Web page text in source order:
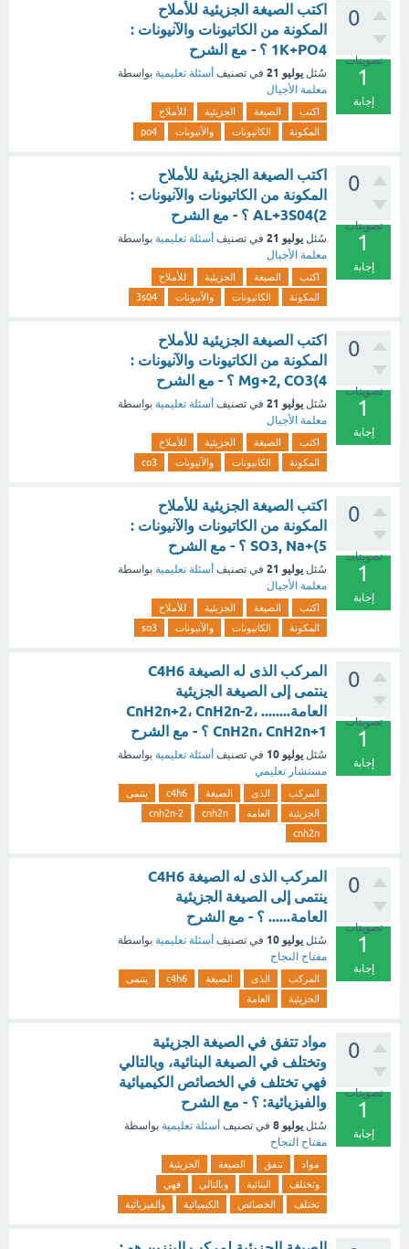
0
تصويتات
1
إجابة
اكتب الصيغة الجزيئية للأملاح
المكونة من الكاتيونات والآنيونات :
1K+PO4 ؟ - مع الشرح
سُئل يوليو 21 في تصنيف أسئلة تعليمية بواسطة
معلمة الأجيال
اكتب الصيغة الجزيئية
للأملاح
المكونة
الكاتيونات والآنيونات po4
0
تصويتات
1
إجابة
اكتب الصيغة الجزيئية للأملاح
المكونة من الكاتيونات والآنيونات :
2)AL+3S04 ؟ - مع الشرح
سُئل يوليو 21 في تصنيف أسئلة تعليمية بواسطة
معلمة الأجيال
اكتب الصيغة الجزيئية
للأملاح
المكونة
الكاتيونات والآنيونات 3s04
0
تصويتات
1
إجابة
اكتب الصيغة الجزيئية للأملاح
المكونة من الكاتيونات والآنيونات :
4)Mg+2, CO3 ؟ - مع الشرح
سُئل يوليو 21 في تصنيف أسئلة تعليمية بواسطة
معلمة الأجيال
اكتب الصيغة الجزيئية
للأملاح
المكونة
الكاتيونات والآنيونات co3
0
تصويتات
1
إجابة
اكتب الصيغة الجزيئية للأملاح
المكونة من الكاتيونات والآنيونات :
5)+SO3, Na ؟ - مع الشرح
سُئل يوليو 21 في تصنيف أسئلة تعليمية بواسطة
معلمة الأجيال
اكتب الصيغة الجزيئية
للأملاح
المكونة
الكاتيونات والآنيونات so3
0
تصويتات
1
إجابة
المركب الذى له الصيغة C4H6
ينتمى إلى الصيغة الجزيئية
العامة........ CnH2n+2، CnH2n-2،
CnH2n، CnH2n+1 ؟ - مع الشرح
سُئل يوليو 10 في تصنيف أسئلة تعليمية بواسطة
مستشار تعليمي
المركب الذى الصيغة c4h6
ينتمى
الجزيئية
العامة cnh2n
cnh2n-2
cnh2n
0
تصويتات
1
إجابة
المركب الذى له الصيغة C4H6
ينتمى إلى الصيغة الجزيئية
العامة...... ؟ - مع الشرح
سُئل يوليو 10 في تصنيف أسئلة تعليمية بواسطة
مفتاح النجاح
المركب الذى الصيغة c4h6
ينتمى
الجزيئية
العامة
0
تصويتات
1
إجابة
مواد تتفق في الصيغة الجزيئية
وتختلف في الصيغة البنائية، وبالتالي
فهي تختلف في الخصائص الكيميائية
والفيزيائية: ؟ - مع الشرح
سُئل يوليو 8 في تصنيف أسئلة تعليمية بواسطة
مفتاح النجاح
مواد تتفق الصيغة
الجزيئية
وتختلف
البنائية وبالتالي
فهي
تختلف
الخصائص الكيميائية والفيزيائية